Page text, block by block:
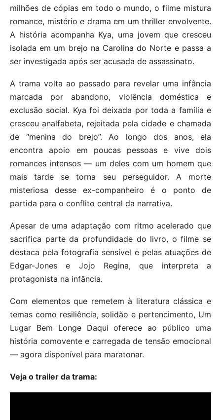
milhões de cópias em todo o mundo, o filme mistura
romance, mistério e drama em um thriller envolvente.
A história acompanha Kya, uma jovem que cresceu
isolada em um brejo na Carolina do Norte e passa a
ser investigada após ser acusada de assassinato.
A trama volta ao passado para revelar uma infância
marcada por abandono, violência doméstica e
exclusão social. Kya foi deixada por toda a família e
cresceu analfabeta, rejeitada pela cidade e chamada
de “menina do brejo”. Ao longo dos anos, ela
encontra apoio em poucas pessoas e vive dois
romances intensos — um deles com um homem que
mais tarde se torna seu perseguidor. A morte
misteriosa desse ex-companheiro é o ponto de
partida para o conflito central da narrativa.
Apesar de uma adaptação com ritmo acelerado que
sacrifica parte da profundidade do livro, o filme se
destaca pela fotografia sensível e pelas atuações de
Edgar-Jones e Jojo Regina, que interpreta a
protagonista na infância.
Com elementos que remetem à literatura clássica e
temas como resiliência, solidão e pertencimento, Um
Lugar Bem Longe Daqui oferece ao público uma
história comovente e carregada de tensão emocional
— agora disponível para maratonar.
Veja o trailer da trama: